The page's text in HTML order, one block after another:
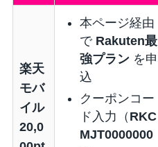
楽天
モバ
イル
20,0
本ページ経由
で Rakuten最
強プランを申
込
クーポンコー
ド入力（ RKC
MJT0000000